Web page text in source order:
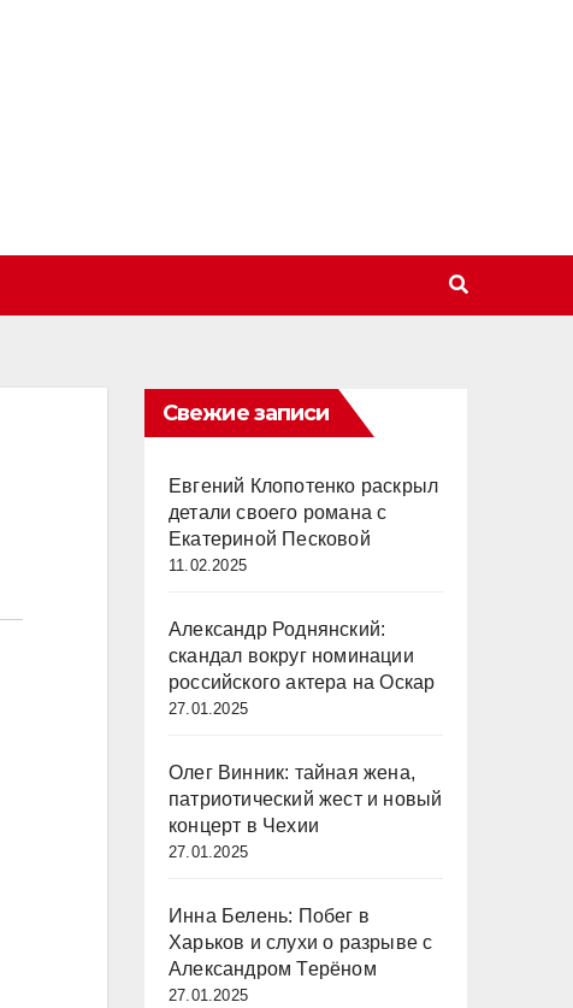
Свежие записи
Евгений Клопотенко раскрыл
детали своего романа с
Екатериной Песковой
11.02.2025
Александр Роднянский:
скандал вокруг номинации
российского актера на Оскар
27.01.2025
Олег Винник: тайная жена,
патриотический жест и новый
концерт в Чехии
27.01.2025
Инна Белень: Побег в
Харьков и слухи о разрыве с
Александром Терёном
27.01.2025